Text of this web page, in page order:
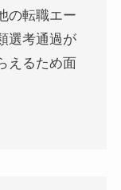
の転職エー
選考通過が
えるため面